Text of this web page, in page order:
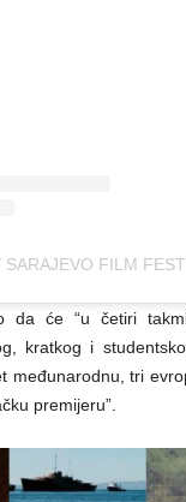
da će “u četiri
kratkog i
međunarodnu, tri
premijeru”.